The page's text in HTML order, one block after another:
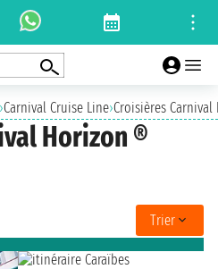
›Carnival Cruise Line›Croisières
Horizon ®
Trier